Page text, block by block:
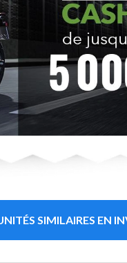
SIMILAIRES EN